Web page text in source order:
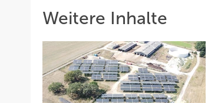
Weitere Inhalte